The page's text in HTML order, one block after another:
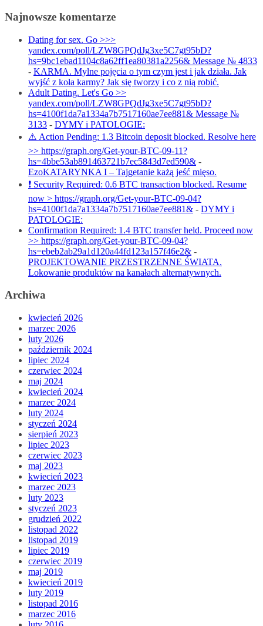
Najnowsze komentarze
Dating for sex. Go >>>
yandex.com/poll/LZW8GPQdJg3xe5C7gt95bD?
hs=9bc1ebad1104c8a62ff1ea80381a2256& Message № 4833
- KARMA. Mylne pojęcia o tym czym jest i jak działa. Jak
wyjść z koła karmy? Jak się tworzy i co z nią robić.
Adult Dating. Let's Go >>
yandex.com/poll/LZW8GPQdJg3xe5C7gt95bD?
hs=4100f1da7a1334a7b7517160ae7ee881& Message №
3133 - DYMY i PATOLOGIE:
⚠️ Action Pending: 1.3 Bitcoin deposit blocked. Resolve here
>> https://graph.org/Get-your-BTC-09-11?
hs=4bbe53ab891463721b7ec5843d7ed590& -
EzoKATARYNKA I – Tajgetanie każą jeść mięso.
❗ Security Required: 0.6 BTC transaction blocked. Resume
now > https://graph.org/Get-your-BTC-09-04?
hs=4100f1da7a1334a7b7517160ae7ee881& - DYMY i
PATOLOGIE:
Confirmation Required: 1.4 BTC transfer held. Proceed now
>> https://graph.org/Get-your-BTC-09-04?
hs=ebeb2ab29a1d120a44fd123a157f46e2& -
PROJEKTOWANIE PRZESTRZENNE ŚWIATA.
Lokowanie produktów na kanałach alternatywnych.
Archiwa
kwiecień 2026
marzec 2026
luty 2026
październik 2024
lipiec 2024
czerwiec 2024
maj 2024
kwiecień 2024
marzec 2024
luty 2024
styczeń 2024
sierpień 2023
lipiec 2023
czerwiec 2023
maj 2023
kwiecień 2023
marzec 2023
luty 2023
styczeń 2023
grudzień 2022
listopad 2022
listopad 2019
lipiec 2019
czerwiec 2019
maj 2019
kwiecień 2019
luty 2019
listopad 2016
marzec 2016